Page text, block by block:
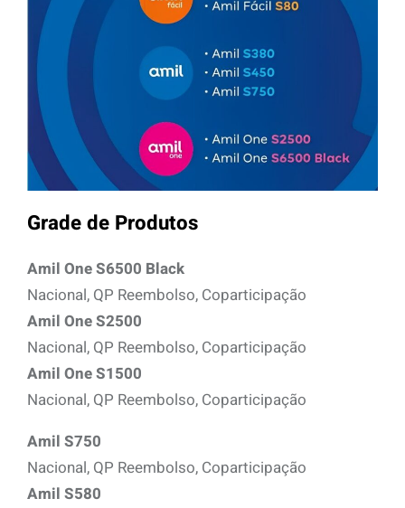
Grade de Produtos
Amil One S6500 Black
Nacional, QP Reembolso, Coparticipação
Amil One S2500
Nacional, QP Reembolso, Coparticipação
Amil One S1500
Nacional, QP Reembolso, Coparticipação
Amil S750
Nacional, QP Reembolso, Coparticipação
Amil S580